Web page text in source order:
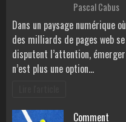
Pascal Cabus
Dans un paysage numérique où
des milliards de pages web se
disputent l’attention, émerger
n’est plus une option…
Comment